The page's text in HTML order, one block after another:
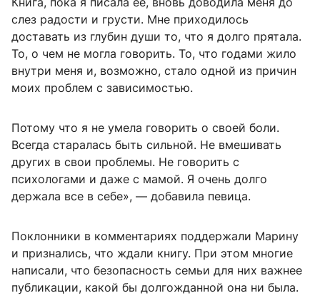
слез радости и грусти. Мне приходилось
доставать из глубин души то, что я долго прятала.
То, о чем не могла говорить. То, что годами жило
внутри меня и, возможно, стало одной из причин
моих проблем с зависимостью.
Потому что я не умела говорить о своей боли.
Всегда старалась быть сильной. Не вмешивать
других в свои проблемы. Не говорить с
психологами и даже с мамой. Я очень долго
держала все в себе», — добавила певица.
Поклонники в комментариях поддержали Марину
и признались, что ждали книгу. При этом многие
написали, что безопасность семьи для них важнее
публикации, какой бы долгожданной она ни была.